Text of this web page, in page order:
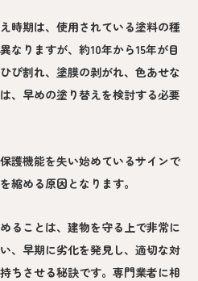
時期は、使用されている塗料の種
なりますが、約10年から15年が目
び割れ、塗膜の剥がれ、色あせな
、早めの塗り替えを検討する必要
護機能を失い始めているサインで
縮める原因となります。
ることは、建物を守る上で非常に
、早期に劣化を発見し、適切な対
ちさせる秘訣です。専門業者に相